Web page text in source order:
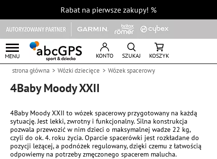
Rabat na pierwsze zakupy! %
MENU KONTO SZUKAJ KOSZYK
strona główna Wózki dziecięce Wózek spacerowy
4Baby Moody XXII
4Baby Moody XXII to wózek spacerowy przygotowany na każdą
sytuację. Jest lekki, zwrotny i funkcjonalny. Silna konstrukcja
pozwala przewozić w nim dzieci o maksymalnej wadze 22 kg,
czyli do ok. 4. roku życia. Oparcie spacerówki jest rozkładane do
pozycji leżącej, a podnóżek regulowany, dzięki czemu z łatwością
odpowiemy na potrzeby zmęczonego spacerem malucha.